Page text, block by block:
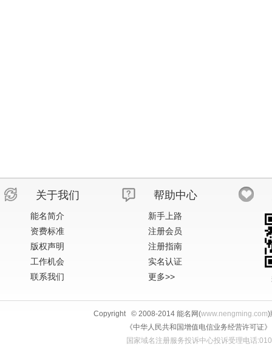
关于我们
能名简介
资费标准
版权声明
工作机会
联系我们
帮助中心
新手上路
注册会员
注册指南
实名认证
更多>>
Copyright © 2008-2014 能名网(www.nengming.com)
《中华人民共和国增值电信业务经营许可
国家域名注册服务投诉中心投诉受理电话